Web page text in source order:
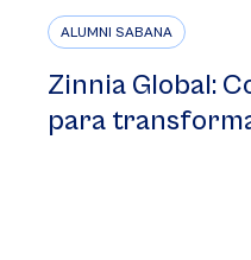
ALUMNI SABANA
Zinnia Global:
para